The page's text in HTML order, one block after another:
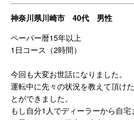
神奈川県川崎市 40代 男性
ペーパー暦15年以上
1日コース（2時間）
今回も大変お世話になりました。
運転中に先々の状況を教えて頂け
とができました。
もし自分1人でディーラーから自